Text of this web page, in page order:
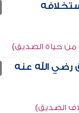
حياة الصديق)
رضي الله عنه
الصديق)